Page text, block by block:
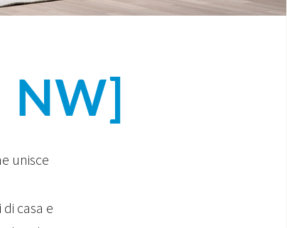
unisce
casa e